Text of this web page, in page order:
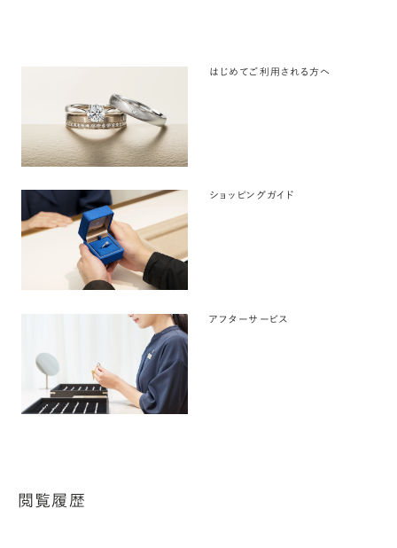
はじめてご利用される方へ
ショッピングガイド
アフターサービス
閲覧履歴